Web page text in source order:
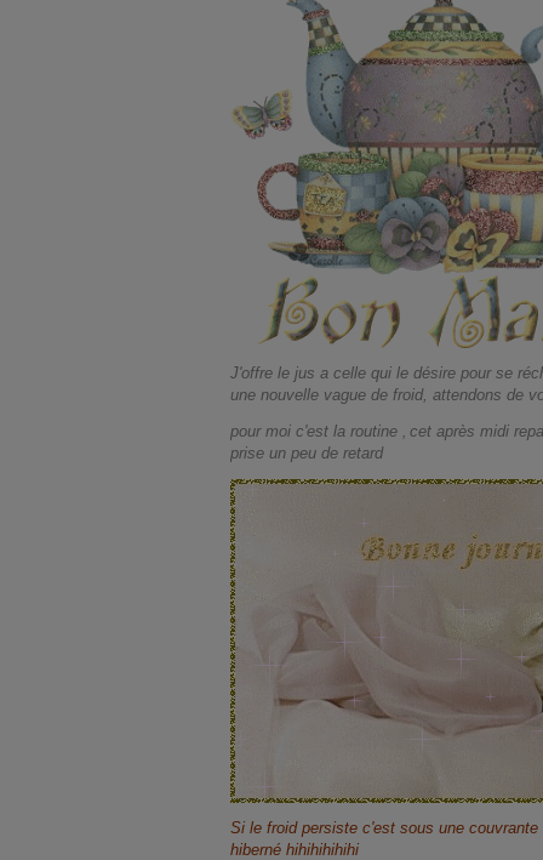
J'offre le jus a celle qui le désire pour se
une nouvelle vague de froid, attendons de
pour moi c'est la routine , cet après midi
prise un peu de retard
Si le froid persiste c'est sous une
hiberné hihihihihihi